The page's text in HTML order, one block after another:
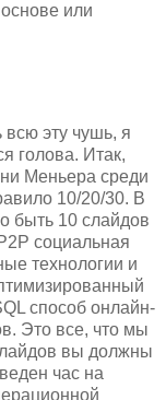
или
всю эту чушь, я
голова. Итак,
Меньера среди
10/20/30. В
быть 10 слайдов
социальная
технологии и
способ онлайн-
Это все, что мы
вы должны
час на